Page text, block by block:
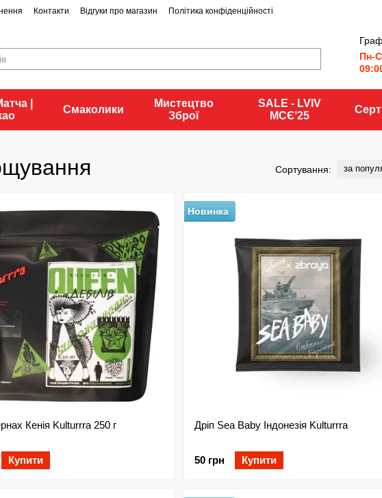
Контакти Відгуки про магазин Політика конфіденційності
Пн-
|
Смаколики
Мистецтво
Зброї
SALE - LVIV
MCЄʼ25
Сортування: за
Кенія Kulturrra 250 г
Купити
Новинка
Дріп Sea Baby Індонезія Kulturrra
50 грн Купити